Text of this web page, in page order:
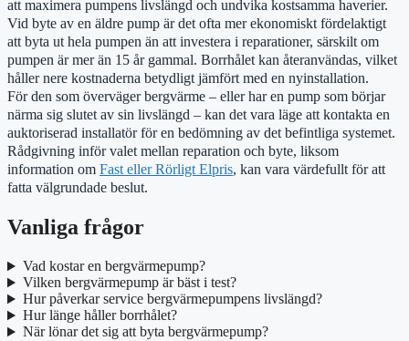
att maximera pumpens livslängd och undvika kostsamma haverier.
Vid byte av en äldre pump är det ofta mer ekonomiskt fördelaktigt
att byta ut hela pumpen än att investera i reparationer, särskilt om
pumpen är mer än 15 år gammal. Borrhålet kan återanvändas, vilket
håller nere kostnaderna betydligt jämfört med en nyinstallation.
För den som överväger bergvärme – eller har en pump som börjar
närma sig slutet av sin livslängd – kan det vara läge att kontakta en
auktoriserad installatör för en bedömning av det befintliga systemet.
Rådgivning inför valet mellan reparation och byte, liksom
information om Fast eller Rörligt Elpris, kan vara värdefullt för att
fatta välgrundade beslut.
Vanliga frågor
Vad kostar en bergvärmepump?
Vilken bergvärmepump är bäst i test?
Hur påverkar service bergvärmepumpens livslängd?
Hur länge håller borrhålet?
När lönar det sig att byta bergvärmepump?